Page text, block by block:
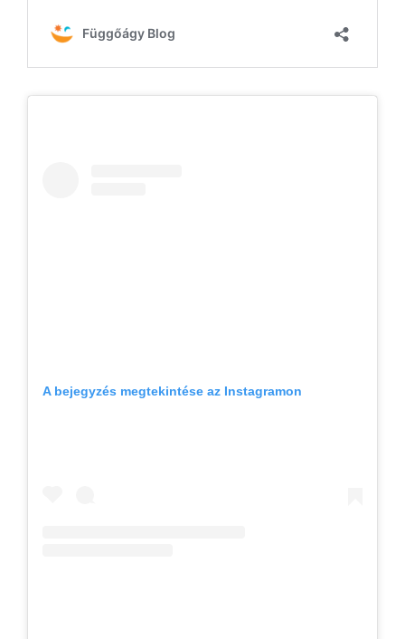
A bejegyzés megtekintése az Instagramon